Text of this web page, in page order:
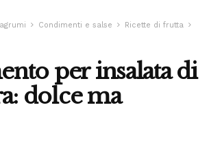
Condimenti e salse
Ricette di frutta
per insalata di
dolce ma